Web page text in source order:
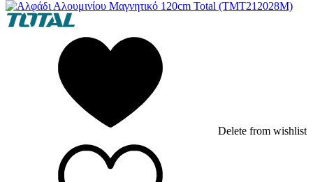
Delete from wishlist